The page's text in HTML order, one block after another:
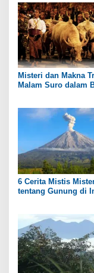
Misteri dan Makna
Malam Suro dalam
6 Cerita Mistis
tentang Gunung di